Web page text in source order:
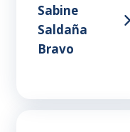
Sabine
Saldaña
Bravo